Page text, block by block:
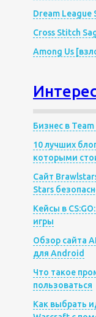
Dream League
Cross Stitch
Among Us
Бизнес в
10 лучших
которыми
Сайт
Stars
Кейсы в
игры
Обзор сайта
для Android
Что такое
пользоваться
Как выбрать